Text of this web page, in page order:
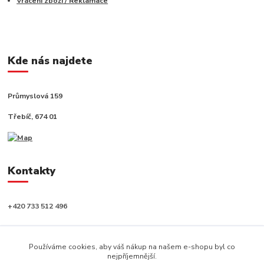
Kde nás najdete
Průmyslová 159
Třebíč, 674 01
Kontakty
+420 733 512 496
info@capushop.cz
Používáme cookies, aby váš nákup na našem e-shopu byl co
nejpříjemnější.